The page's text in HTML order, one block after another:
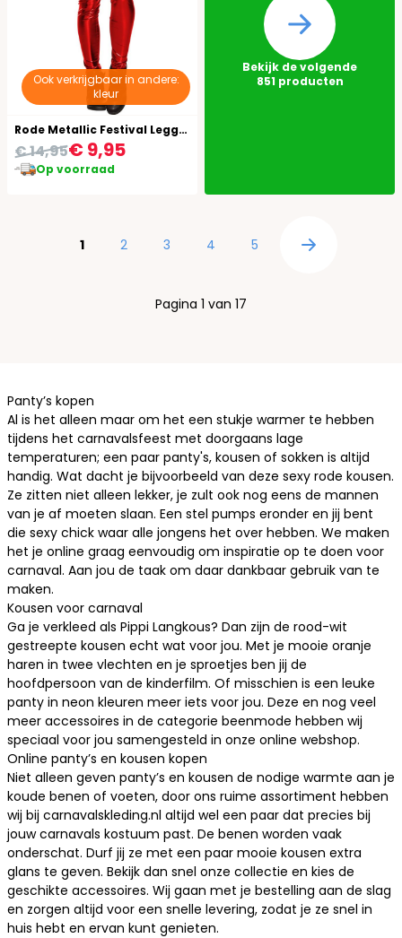
Ook verkrijgbaar in andere:
kleur
Rode Metallic Festival Legging
€ 9,95
€ 14,95
Op voorraad
Bekijk de volgende
851 producten
U lees momenteel pagina
1 Pagina
2 Pagina
3 Pagina
4 Pagina
5 Pagina
Pagina 1 van 17
Panty’s kopen
Al is het alleen maar om het een stukje warmer te hebben
tijdens het carnavalsfeest met doorgaans lage
temperaturen; een paar panty's, kousen of sokken is altijd
handig. Wat dacht je bijvoorbeeld van deze sexy rode kousen.
Ze zitten niet alleen lekker, je zult ook nog eens de mannen
van je af moeten slaan. Een stel pumps eronder en jij bent
die sexy chick waar alle jongens het over hebben. We maken
het je online graag eenvoudig om inspiratie op te doen voor
carnaval. Aan jou de taak om daar dankbaar gebruik van te
maken.
Kousen voor carnaval
Ga je verkleed als Pippi Langkous? Dan zijn de rood-wit
gestreepte kousen echt wat voor jou. Met je mooie oranje
haren in twee vlechten en je sproetjes ben jij de
hoofdpersoon van de kinderfilm. Of misschien is een leuke
panty in neon kleuren meer iets voor jou. Deze en nog veel
meer accessoires in de categorie beenmode hebben wij
speciaal voor jou samengesteld in onze online webshop.
Online panty’s en kousen kopen
Niet alleen geven panty’s en kousen de nodige warmte aan je
koude benen of voeten, door ons ruime assortiment hebben
wij bij carnavalskleding.nl altijd wel een paar dat precies bij
jouw carnavals kostuum past. De benen worden vaak
onderschat. Durf jij ze met een paar mooie kousen extra
glans te geven. Bekijk dan snel onze collectie en kies de
geschikte accessoires. Wij gaan met je bestelling aan de slag
en zorgen altijd voor een snelle levering, zodat je ze snel in
huis hebt en ervan kunt genieten.